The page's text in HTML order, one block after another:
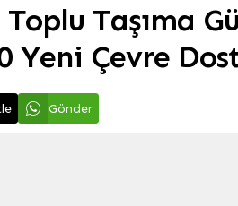
Taşıma
Yeni Çevre
Gönder